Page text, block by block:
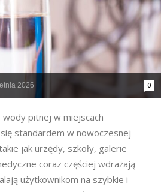
2026 0
pitnej w miejscach
standardem w nowoczesnej
jak urzędy, szkoły, galerie
coraz częściej wdrażają
użytkownikom na szybkie i